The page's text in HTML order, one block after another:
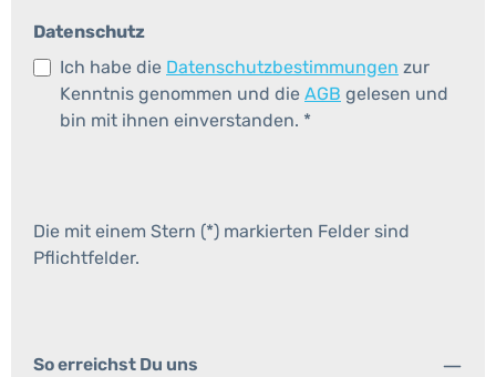
Datenschutz
Ich habe die Datenschutzbestimmungen zur
Kenntnis genommen und die AGB gelesen und
bin mit ihnen einverstanden. *
Die mit einem Stern (*) markierten Felder sind
Pflichtfelder.
So erreichst Du uns